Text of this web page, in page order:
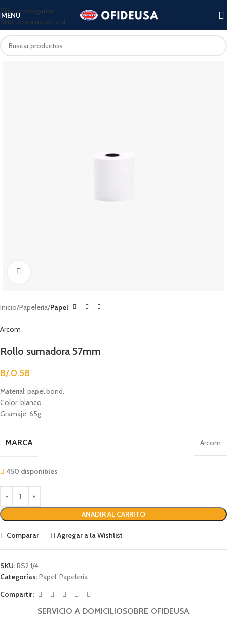
Skip to navigation
Skip to main content
MENÚ
Inicio Papelería Papel
Arcom
Rollo sumadora 57mm
B/.0.58
Material: papel bond.
Color: blanco.
Gramaje: 65g.
MARCA Arcom
450 disponibles
AÑADIR AL CARRITO
Comparar Agregar a la Wishlist
SKU:RS2 1/4
Categorías:Papel, Papelería
Compartir:
SERVICIO A DOMICILIOSOBRE OFIDEUSA